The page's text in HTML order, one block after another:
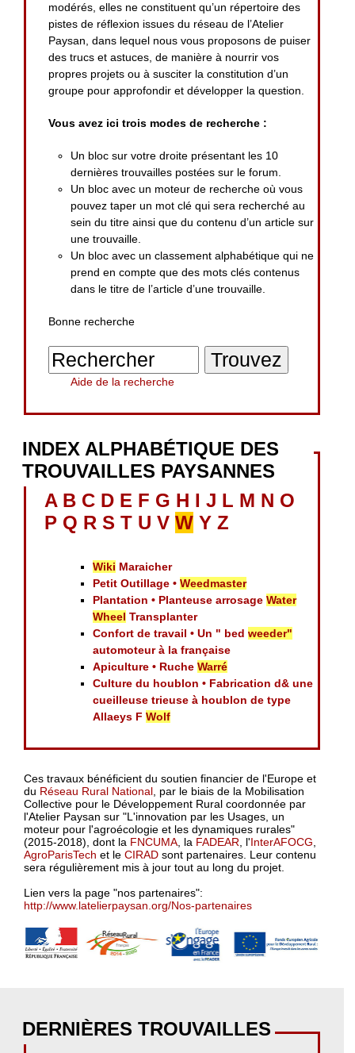
modérés, elles ne constituent qu’un répertoire des
pistes de réflexion issues du réseau de l’Atelier
Paysan, dans lequel nous vous proposons de puiser
des trucs et astuces, de manière à nourrir vos
propres projets ou à susciter la constitution d’un
groupe pour approfondir et développer la question.
Vous avez ici trois modes de recherche :
Un bloc sur votre droite présentant les 10
dernières trouvailles postées sur le forum.
Un bloc avec un moteur de recherche où vous
pouvez taper un mot clé qui sera recherché au
sein du titre ainsi que du contenu d’un article sur
une trouvaille.
Un bloc avec un classement alphabétique qui ne
prend en compte que des mots clés contenus
dans le titre de l’article d’une trouvaille.
Bonne recherche
Aide de la recherche
INDEX ALPHABÉTIQUE DES
TROUVAILLES PAYSANNES
A B C D E F G H I J L M N O
P Q R S T U V W Y Z
Wiki Maraicher
Petit Outillage •Weedmaster
Plantation • Planteuse arrosageWater
Wheel Transplanter
Confort de travail • Un " bedweeder"
automoteur à la française
Apiculture • RucheWarré
Culture du houblon • Fabrication d& une
cueilleuse trieuse à houblon de type
Allaeys FWolf
Ces travaux bénéficient du soutien financier de l'Europe et
du Réseau Rural National, par le biais de la Mobilisation
Collective pour le Développement Rural coordonnée par
l'Atelier Paysan sur "L'innovation par les Usages, un
moteur pour l'agroécologie et les dynamiques rurales"
(2015-2018), dont la FNCUMA, la FADEAR, l'InterAFOCG,
AgroParisTech et le CIRAD sont partenaires. Leur contenu
sera régulièrement mis à jour tout au long du projet.
Lien vers la page "nos partenaires":
http://www.latelierpaysan.org/Nos-partenaires
DERNIÈRES TROUVAILLES